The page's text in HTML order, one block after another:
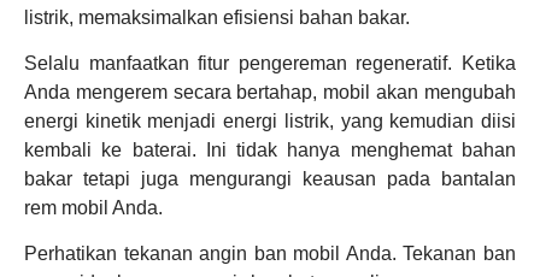
listrik, memaksimalkan efisiensi bahan bakar.
Selalu manfaatkan fitur pengereman regeneratif. Ketika
Anda mengerem secara bertahap, mobil akan mengubah
energi kinetik menjadi energi listrik, yang kemudian diisi
kembali ke baterai. Ini tidak hanya menghemat bahan
bakar tetapi juga mengurangi keausan pada bantalan
rem mobil Anda.
Perhatikan tekanan angin ban mobil Anda. Tekanan ban